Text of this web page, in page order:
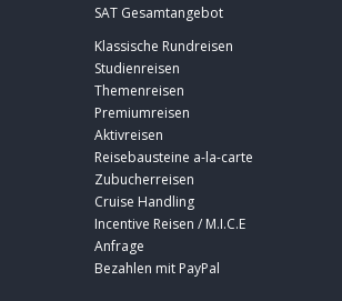
SAT Gesamtangebot
Klassische Rundreisen
Studienreisen
Themenreisen
Premiumreisen
Aktivreisen
Reisebausteine a-la-carte
Zubucherreisen
Cruise Handling
Incentive Reisen / M.I.C.E
Anfrage
Bezahlen mit PayPal